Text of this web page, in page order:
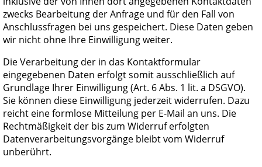
zwecks Bearbeitung der Anfrage und für den Fall von
Anschlussfragen bei uns gespeichert. Diese Daten geben
wir nicht ohne Ihre Einwilligung weiter.
Die Verarbeitung der in das Kontaktformular
eingegebenen Daten erfolgt somit ausschließlich auf
Grundlage Ihrer Einwilligung (Art. 6 Abs. 1 lit. a DSGVO).
Sie können diese Einwilligung jederzeit widerrufen. Dazu
reicht eine formlose Mitteilung per E-Mail an uns. Die
Rechtmäßigkeit der bis zum Widerruf erfolgten
Datenverarbeitungsvorgänge bleibt vom Widerruf
unberührt.